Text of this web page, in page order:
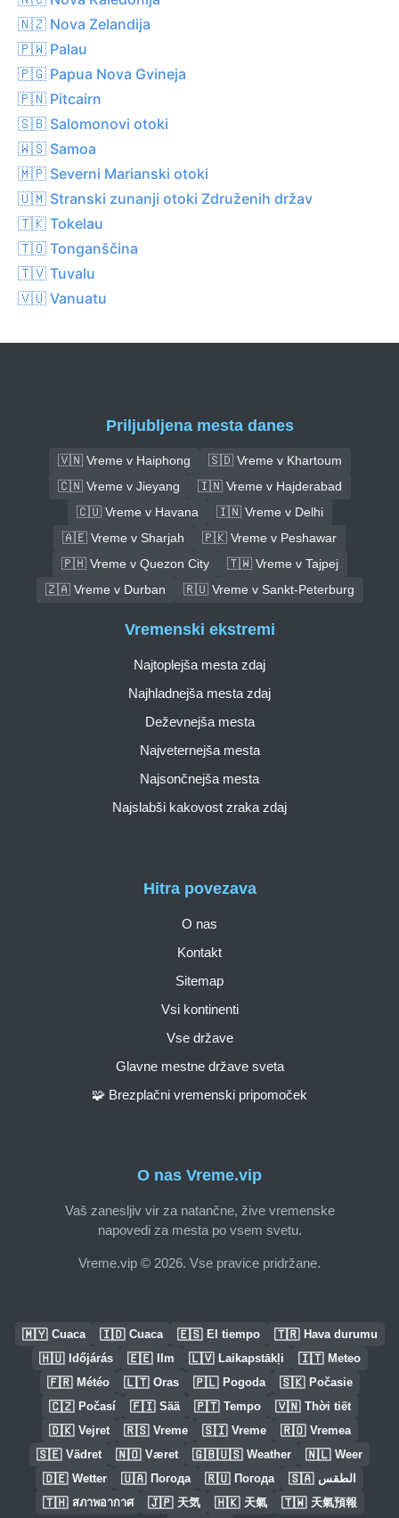
🇳🇿 Nova Zelandija
🇵🇼 Palau
🇵🇬 Papua Nova Gvineja
🇵🇳 Pitcairn
🇸🇧 Salomonovi otoki
🇼🇸 Samoa
🇲🇵 Severni Marianski otoki
🇺🇲 Stranski zunanji otoki Združenih držav
🇹🇰 Tokelau
🇹🇴 Tonganščina
🇹🇻 Tuvalu
🇻🇺 Vanuatu
Priljubljena mesta danes
🇻🇳 Vreme v Haiphong
🇸🇩 Vreme v Khartoum
🇨🇳 Vreme v Jieyang
🇮🇳 Vreme v Hajderabad
🇨🇺 Vreme v Havana
🇮🇳 Vreme v Delhi
🇦🇪 Vreme v Sharjah
🇵🇰 Vreme v Peshawar
🇵🇭 Vreme v Quezon City
🇹🇼 Vreme v Tajpej
🇿🇦 Vreme v Durban
🇷🇺 Vreme v Sankt-Peterburg
O nas Vreme.vip
Vaš zanesljiv vir za natančne, žive vremenske
napovedi za mesta po vsem svetu.
Vreme.vip © 2026. Vse pravice pridržane.
Hitra povezava
O nas
Kontakt
Sitemap
Vsi kontinenti
Vse države
Glavne mestne države sveta
🧩 Brezplačni vremenski pripomoček
Vremenski ekstremi
Najtoplejša mesta zdaj
Najhladnejša mesta zdaj
Deževnejša mesta
Najveternejša mesta
Najsončnejša mesta
Najslabši kakovost zraka zdaj
🇲🇾 Cuaca 🇮🇩 Cuaca 🇪🇸 El tiempo 🇹🇷 Hava durumu
🇭🇺 Időjárás 🇪🇪 Ilm 🇱🇻 Laikapstākļi 🇮🇹 Meteo
🇫🇷 Météo 🇱🇹 Oras 🇵🇱 Pogoda 🇸🇰 Počasie
🇨🇿 Počasí 🇫🇮 Sää 🇵🇹 Tempo 🇻🇳 Thời tiết
🇩🇰 Vejret 🇷🇸 Vreme 🇸🇮 Vreme 🇷🇴 Vremea
🇸🇪 Vädret 🇳🇴 Været 🇬🇧🇺🇸 Weather 🇳🇱 Weer
🇩🇪 Wetter 🇺🇦 Погода 🇷🇺 Погода 🇸🇦 الطقس
🇹🇭 สภาพอากาศ 🇯🇵 天気 🇭🇰 天氣 🇹🇼 天氣預報